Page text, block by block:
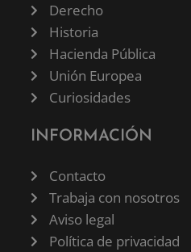
Derecho
Historia
Hacienda Pública
Unión Europea
Curiosidades
INFORMACIÓN
Contacto
Trabaja con nosotros
Aviso legal
Política de privacidad